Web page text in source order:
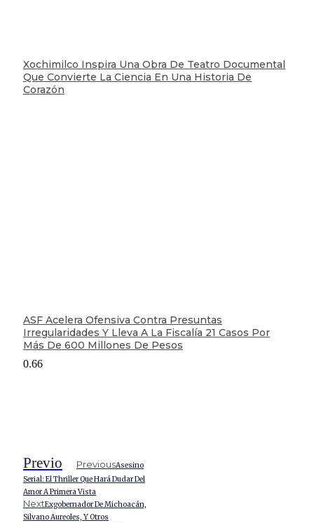
Xochimilco Inspira Una Obra De Teatro Documental
Que Convierte La Ciencia En Una Historia De
Corazón
ASF Acelera Ofensiva Contra Presuntas
Irregularidades Y Lleva A La Fiscalía 21 Casos Por
Más De 600 Millones De Pesos
Previo PreviousAsesino
Serial: El Thriller Que Hará Dudar Del
Amor A Primera Vista
NextExgobernador De Michoacán,
Silvano Aureoles, Y Otros